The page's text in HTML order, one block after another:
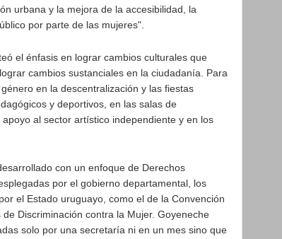
urbana y la mejora de la accesibilidad, la
por parte de las mujeres".
el énfasis en lograr cambios culturales que
cambios sustanciales en la ciudadanía. Para
en la descentralización y las fiestas
y deportivos, en las salas de
al sector artístico independiente y en los
con un enfoque de Derechos
por el gobierno departamental, los
el Estado uruguayo, como el de la Convención
Discriminación contra la Mujer. Goyeneche
solo por una secretaría ni en un mes sino que